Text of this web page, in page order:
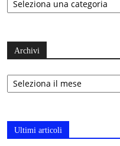
Archivi
Archivi
Ultimi articoli